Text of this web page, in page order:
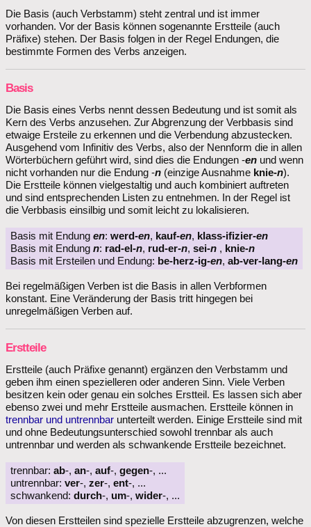
Die Basis (auch Verbstamm) steht zentral und ist immer
vorhanden. Vor der Basis können sogenannte Erstteile (auch
Präfixe) stehen. Der Basis folgen in der Regel Endungen, die
bestimmte Formen des Verbs anzeigen.
Basis
Die Basis eines Verbs nennt dessen Bedeutung und ist somit als
Kern des Verbs anzusehen. Zur Abgrenzung der Verbbasis sind
etwaige Ersteile zu erkennen und die Verbendung abzustecken.
Ausgehend vom Infinitiv des Verbs, also der Nennform die in allen
Wörterbüchern geführt wird, sind dies die Endungen -en und wenn
nicht vorhanden nur die Endung -n (einzige Ausnahme knie-n).
Die Erstteile können vielgestaltig und auch kombiniert auftreten
und sind entsprechenden Listen zu entnehmen. In der Regel ist
die Verbbasis einsilbig und somit leicht zu lokalisieren.
Basis mit Endung en: werd-en, kauf-en, klass-ifizier-en
Basis mit Endung n: rad-el -n, rud-er-n, sei-n , knie-n
Basis mit Ersteilen und Endung: be-herz-ig-en, ab-ver-lang-en
Bei regelmäßigen Verben ist die Basis in allen Verbformen
konstant. Eine Veränderung der Basis tritt hingegen bei
unregelmäßigen Verben auf.
Erstteile
Erstteile (auch Präfixe genannt) ergänzen den Verbstamm und
geben ihm einen spezielleren oder anderen Sinn. Viele Verben
besitzen kein oder genau ein solches Erstteil. Es lassen sich aber
ebenso zwei und mehr Erstteile ausmachen. Erstteile können in
trennbar und untrennbar unterteilt werden. Einige Erstteile sind mit
und ohne Bedeutungsunterschied sowohl trennbar als auch
untrennbar und werden als schwankende Erstteile bezeichnet.
trennbar: ab-, an-, auf-, gegen-, ...
untrennbar: ver-, zer-, ent-, ...
schwankend: durch-, um-, wider-, ...
Von diesen Erstteilen sind spezielle Erstteile abzugrenzen, welche